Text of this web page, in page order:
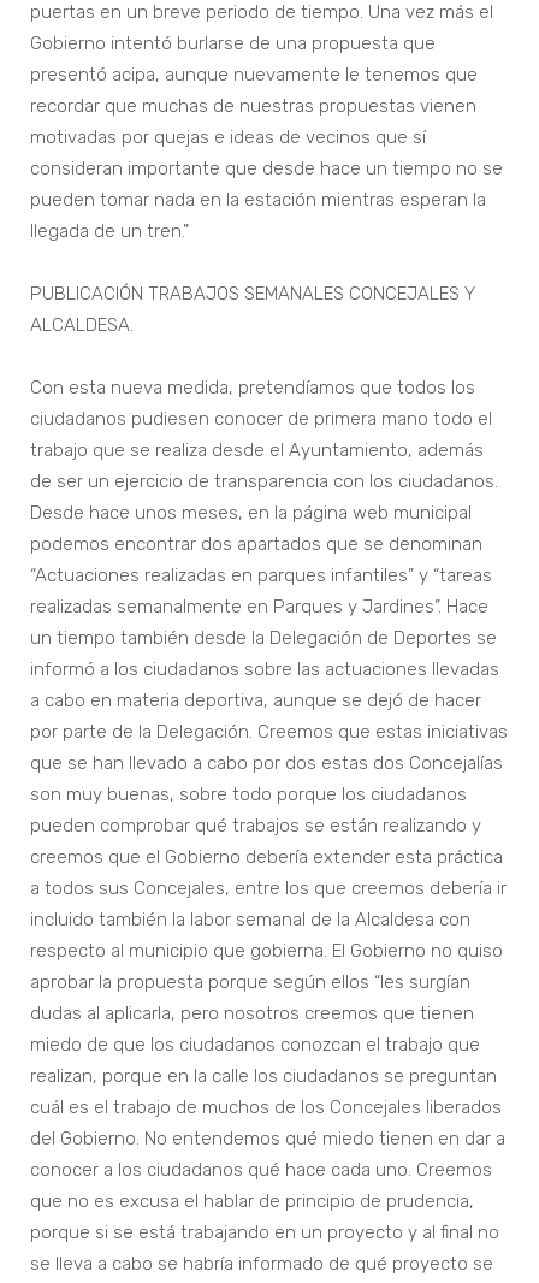
puertas en un breve periodo de tiempo. Una vez más el
Gobierno intentó burlarse de una propuesta que
presentó acipa, aunque nuevamente le tenemos que
recordar que muchas de nuestras propuestas vienen
motivadas por quejas e ideas de vecinos que sí
consideran importante que desde hace un tiempo no se
pueden tomar nada en la estación mientras esperan la
llegada de un tren.”
PUBLICACIÓN TRABAJOS SEMANALES CONCEJALES Y
ALCALDESA.
Con esta nueva medida, pretendíamos que todos los
ciudadanos pudiesen conocer de primera mano todo el
trabajo que se realiza desde el Ayuntamiento, además
de ser un ejercicio de transparencia con los ciudadanos.
Desde hace unos meses, en la página web municipal
podemos encontrar dos apartados que se denominan
“Actuaciones realizadas en parques infantiles” y “tareas
realizadas semanalmente en Parques y Jardines”. Hace
un tiempo también desde la Delegación de Deportes se
informó a los ciudadanos sobre las actuaciones llevadas
a cabo en materia deportiva, aunque se dejó de hacer
por parte de la Delegación. Creemos que estas iniciativas
que se han llevado a cabo por dos estas dos Concejalías
son muy buenas, sobre todo porque los ciudadanos
pueden comprobar qué trabajos se están realizando y
creemos que el Gobierno debería extender esta práctica
a todos sus Concejales, entre los que creemos debería ir
incluido también la labor semanal de la Alcaldesa con
respecto al municipio que gobierna. El Gobierno no quiso
aprobar la propuesta porque según ellos “les surgían
dudas al aplicarla, pero nosotros creemos que tienen
miedo de que los ciudadanos conozcan el trabajo que
realizan, porque en la calle los ciudadanos se preguntan
cuál es el trabajo de muchos de los Concejales liberados
del Gobierno. No entendemos qué miedo tienen en dar a
conocer a los ciudadanos qué hace cada uno. Creemos
que no es excusa el hablar de principio de prudencia,
porque si se está trabajando en un proyecto y al final no
se lleva a cabo se habría informado de qué proyecto se